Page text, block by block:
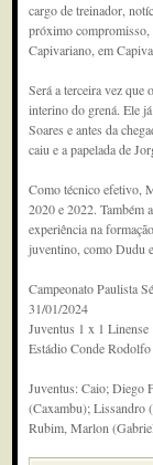
cargo de treinador,
próximo
Capivariano, em
Será a terceira vez que
interino do grená. Ele
Soares e antes da
caiu e a papelada de
Como técnico efetivo,
2020 e 2022. Também
experiência na
juventino, como Dudu
Campeonato Paulista
31/01/2024
Juventus 1 x 1 Linense
Estádio Conde
Juventus: Caio; Diego
(Caxambu); Lissandro
Rubim, Marlon